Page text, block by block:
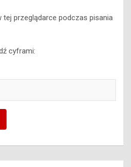
tej przeglądarce podczas pisania
cyframi: